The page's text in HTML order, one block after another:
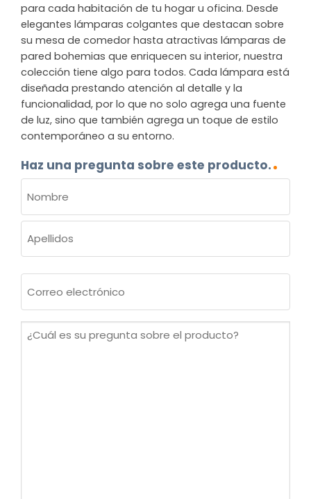
para cada habitación de tu hogar u oficina. Desde
elegantes lámparas colgantes que destacan sobre
su mesa de comedor hasta atractivas lámparas de
pared bohemias que enriquecen su interior, nuestra
colección tiene algo para todos. Cada lámpara está
diseñada prestando atención al detalle y la
funcionalidad, por lo que no solo agrega una fuente
de luz, sino que también agrega un toque de estilo
contemporáneo a su entorno.
Haz una pregunta sobre este producto.
(OBLIGATORIO)
Nombre
electrónico
¿Cuál